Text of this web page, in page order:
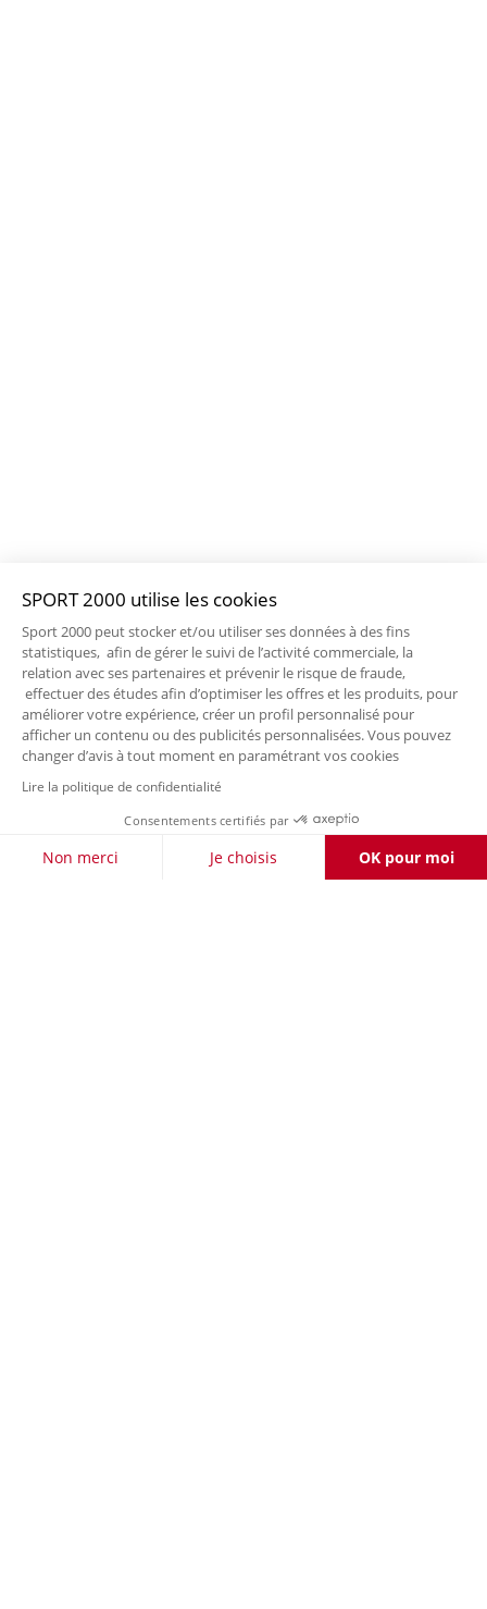
FILTRER / TRIER
SPORT 2000 utilise les cookies
Sport 2000 peut stocker et/ou utiliser ses données à des fins
statistiques, afin de gérer le suivi de l’activité commerciale, la
relation avec ses partenaires et prévenir le risque de fraude,
effectuer des études afin d’optimiser les offres et les produits, pour
améliorer votre expérience, créer un profil personnalisé pour
afficher un contenu ou des publicités personnalisées. Vous pouvez
changer d’avis à tout moment en paramétrant vos cookies
Lire la politique de confidentialité
Consentements certifiés par
Non merci Je choisis OK pour moi